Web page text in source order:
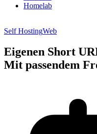
Homelab
Self HostingWeb
Eigenen Short
Mit passendem